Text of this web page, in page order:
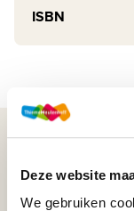
Deze website
We gebruiken
ISBN
WIJ